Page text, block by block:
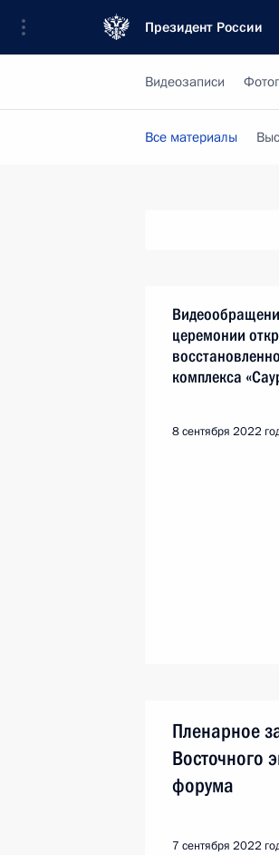
Президент России
Видеозаписи
Все материалы
церемонии
комплекса
8 сентября 2022
Пленарное
Восточного
форума
7 сентября 2022